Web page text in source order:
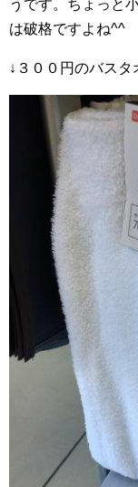
うです。ちょっと
は破格ですよね^^
↓３００円のバスタ